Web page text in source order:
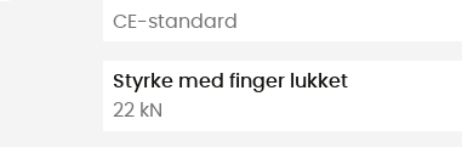
CE-standard
Styrke med finger lukket
22 kN